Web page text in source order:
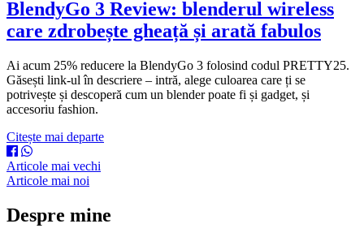
BlendyGo 3 Review: blenderul wireless
care zdrobește gheață și arată fabulos
Ai acum 25% reducere la BlendyGo 3 folosind codul PRETTY25.
Găsești link-ul în descriere – intră, alege culoarea care ți se
potrivește și descoperă cum un blender poate fi și gadget, și
accesoriu fashion.
Citește mai departe
Navigare
în
articole
Articole mai vechi
Articole mai noi
Despre mine